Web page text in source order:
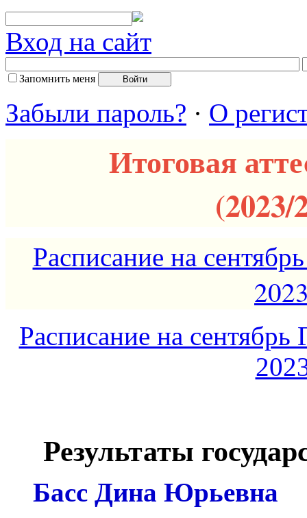
Вход на сайт
Запомнить меня
Забыли пароль? · О
Итоговая
(2023/
Расписание на
Расписание на
Результаты
Басс Дина